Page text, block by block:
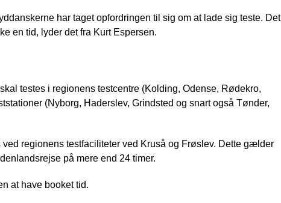
har taget opfordringen til sig om at lade sig teste. Det
en tid, lyder det fra Kurt Espersen.
testes i regionens testcentre (Kolding, Odense, Rødekro,
(Nyborg, Haderslev, Grindsted og snart også Tønder,
regionens testfaciliteter ved Kruså og Frøslev. Dette gælder
på mere end 24 timer.
at have booket tid.